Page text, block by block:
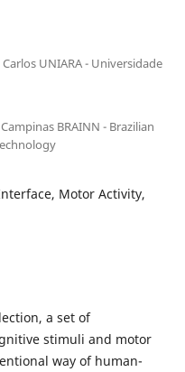
UNIARA - Universidade
BRAINN - Brazilian
Motor Activity,
a set of
stimuli and motor
way of human-